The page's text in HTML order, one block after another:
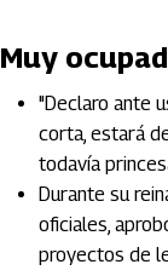
Muy
"Declaro ante
corta, estará
todavía
Durante su
oficiales,
proyectos de